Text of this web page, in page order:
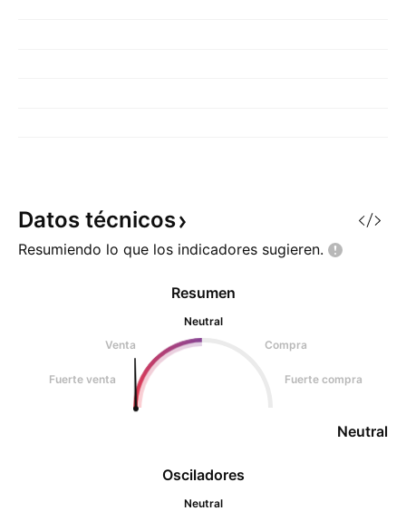
Datos técnicos
Resumiendo lo que los indicadores sugieren.
Osciladores
Neutral
Resumen
Neutral
Venta
Compra
Fuerte venta Fuerte compra
Neutral